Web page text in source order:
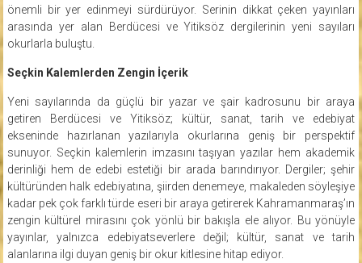
önemli bir yer edinmeyi sürdürüyor. Serinin dikkat çeken yayınları
arasında yer alan Berdücesi ve Yitiksöz dergilerinin yeni sayıları
okurlarla buluştu.
Seçkin Kalemlerden Zengin İçerik
Yeni sayılarında da güçlü bir yazar ve şair kadrosunu bir araya
getiren Berdücesi ve Yitiksöz; kültür, sanat, tarih ve edebiyat
ekseninde hazırlanan yazılarıyla okurlarına geniş bir perspektif
sunuyor. Seçkin kalemlerin imzasını taşıyan yazılar hem akademik
derinliği hem de edebi estetiği bir arada barındırıyor. Dergiler; şehir
kültüründen halk edebiyatına, şiirden denemeye, makaleden söyleşiye
kadar pek çok farklı türde eseri bir araya getirerek Kahramanmaraş’ın
zengin kültürel mirasını çok yönlü bir bakışla ele alıyor. Bu yönüyle
yayınlar, yalnızca edebiyatseverlere değil; kültür, sanat ve tarih
alanlarına ilgi duyan geniş bir okur kitlesine hitap ediyor.